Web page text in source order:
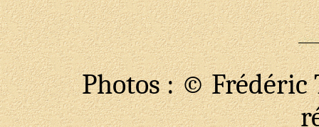
Photos : © Frédéric